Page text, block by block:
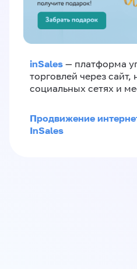
inSales — платформа
торговлей через
социальных сетях и
Продвижение
InSales